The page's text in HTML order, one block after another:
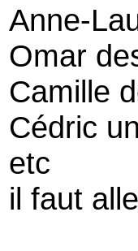
Anne-
Omar
Camille
Cédric
etc
il faut